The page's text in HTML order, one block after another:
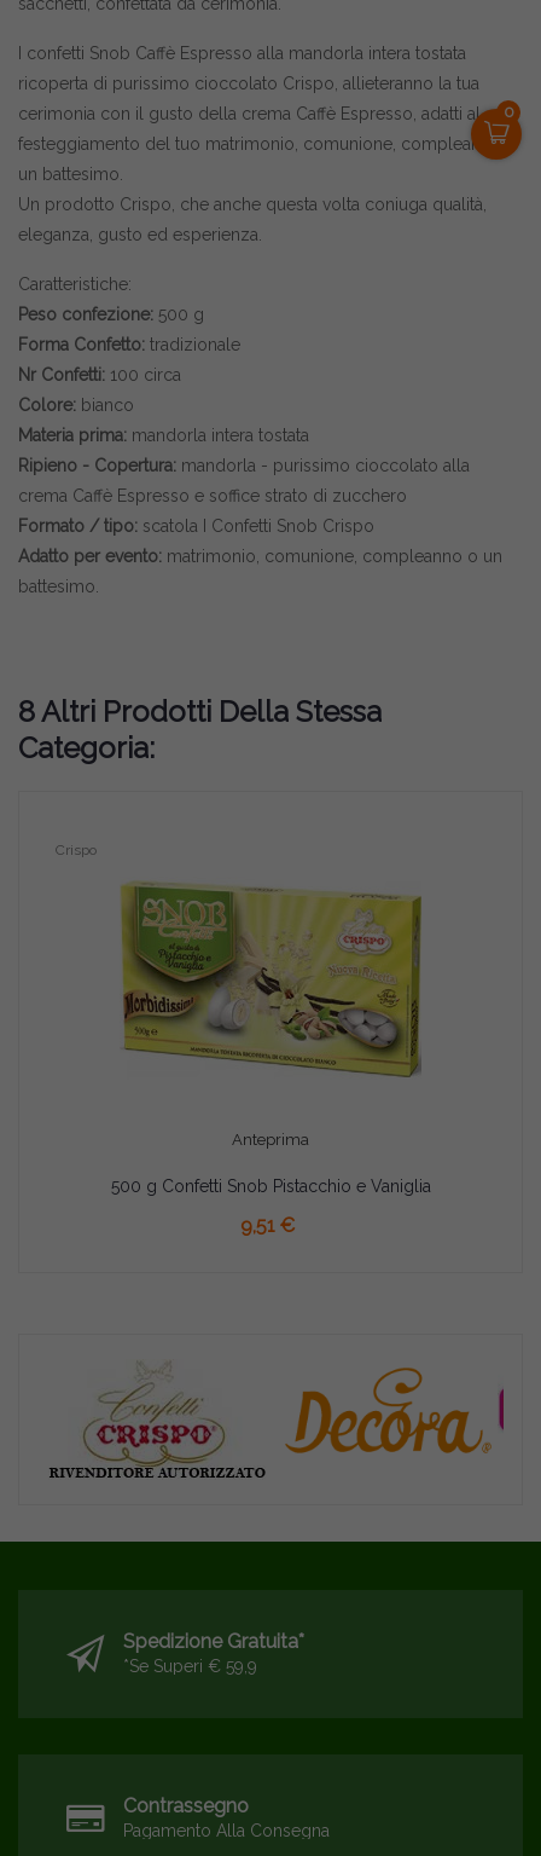
0
I confetti Snob Caffè Espresso alla mandorla intera tostata
ricoperta di purissimo cioccolato Crispo, allieteranno la tua
cerimonia con il gusto della crema Caffè Espresso, adatti al
festeggiamento del tuo matrimonio, comunione, compleanno o
un battesimo.
Un prodotto Crispo, che anche questa volta coniuga qualità,
eleganza, gusto ed esperienza.
Caratteristiche:
Peso confezione: 500 g
Forma Confetto: tradizionale
Nr Confetti: 100 circa
Colore: bianco
Materia prima: mandorla intera tostata
Ripieno - Copertura: mandorla - purissimo cioccolato alla
crema Caffè Espresso e soffice strato di zucchero
Formato / tipo: scatola I Confetti Snob Crispo
Adatto per evento: matrimonio, comunione, compleanno o un
battesimo.
8 Altri Prodotti Della Stessa
Categoria:
Anteprima
Crispo
500 g Confetti Snob Pistacchio e Vaniglia
9,51 €
Spedizione Gratuita*
*se Superi € 59,9
Contrassegno
Pagamento Alla Consegna